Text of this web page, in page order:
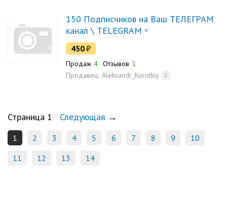
150 Подписчиков на Ваш ТЕЛЕГРАМ
канал \ TELEGRAM
450₽
Продаж 4 Отзывов 1
Продавец: Aleksandr_Korotkiy 2
Страница 1 Следующая →
1 2 3 4 5 6 7 8 9
10
11
12 13 14